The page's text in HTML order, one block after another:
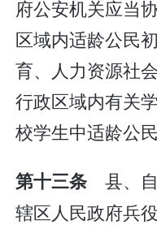
府公安机关应当
区域内适龄公民
育、人力资源社
行政区域内有关
校学生中适龄公
第十三条县、
辖区人民政府兵